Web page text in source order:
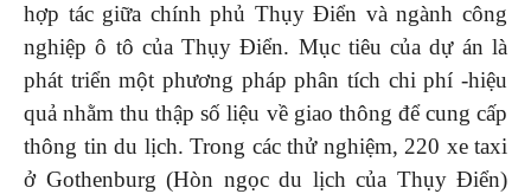
hợp tác giữa chính phủ Thụy Điển và ngành công
nghiệp ô tô của Thụy Điển. Mục tiêu của dự án là
phát triển một phương pháp phân tích chi phí -hiệu
quả nhằm thu thập số liệu về giao thông để cung cấp
thông tin du lịch. Trong các thử nghiệm, 220 xe taxi
ở Gothenburg (Hòn ngọc du lịch của Thụy Điển)